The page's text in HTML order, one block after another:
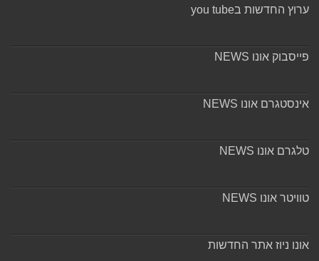
ערוץ החדשות בyou tube
פייסבוק אונו NEWS
אינסטגרם אונו NEWS
טלגרם אונו NEWS
טוויטר אונו NEWS
אונו ניוז אתר החדשות